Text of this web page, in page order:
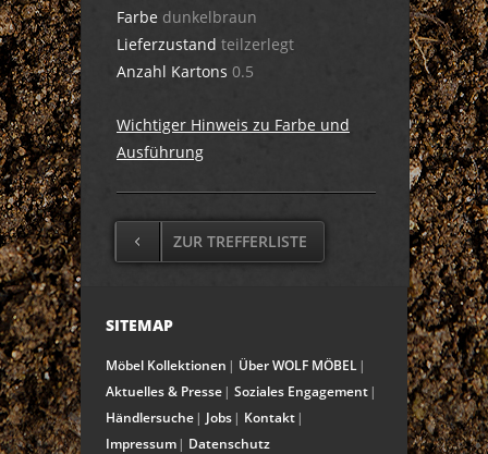
Farbe dunkelbraun
Lieferzustand teilzerlegt
Anzahl Kartons 0.5
Wichtiger Hinweis zu Farbe und
Ausführung
ZUR TREFFERLISTE
SITEMAP
Möbel Kollektionen
Über WOLF MÖBEL
Aktuelles & Presse
Soziales Engagement
Händlersuche
Jobs
Kontakt
Impressum
Datenschutz